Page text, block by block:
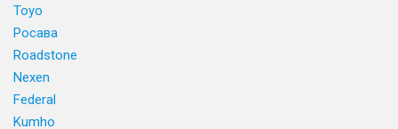
Toyo
Росава
Roadstone
Nexen
Federal
Kumho